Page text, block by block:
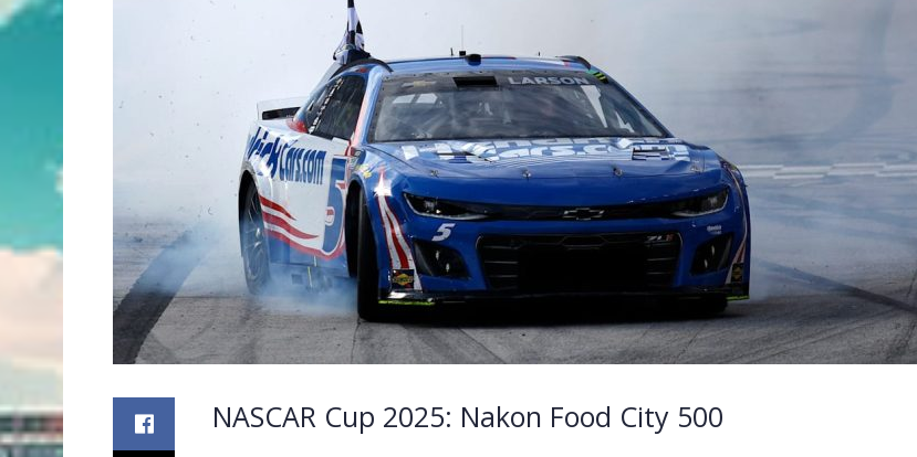
NASCAR Cup 2025: Nakon Food City 500